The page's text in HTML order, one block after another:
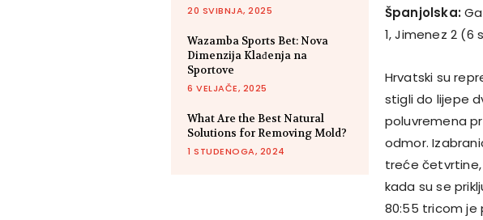
20 SVIBNJA, 2025
Wazamba Sports Bet: Nova
Dimenzija Klađenja na
Sportove
6 VELJAČE, 2025
What Are the Best Natural
Solutions for Removing Mold?
1 STUDENOGA, 2024
Španjolska:
1, Jimenez 2 (6
Hrvatski su
stigli do lijepe
poluvremena
odmor.
treće četvrtine,
kada su se
80:55 tricom je